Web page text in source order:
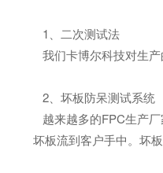
1、二次测试法
我们卡博尔科技对生产
2、坏板防呆测试系统
越来越多的FPC生产
坏板流到客户手中。坏